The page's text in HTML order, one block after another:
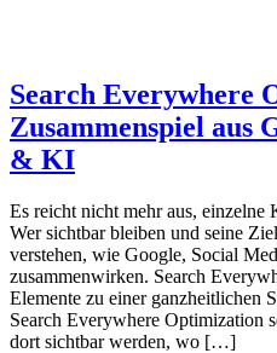
Search Everywhere
Zusammenspiel aus
& KI
Es reicht nicht mehr aus, einzelne
Wer sichtbar bleiben und seine
verstehen, wie Google, Social
zusammenwirken. Search
Elemente zu einer ganzheitlichen
Search Everywhere Optimization
dort sichtbar werden, wo […]